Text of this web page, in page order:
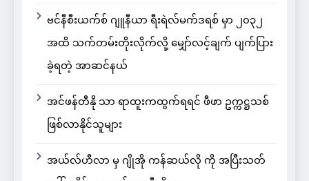
ဗင်နီစီးယက်စ် ဂျူနီယာ ရီးရဲလ်မက်ဒရစ် မှာ ၂၀၃၂
အထိ သက်တမ်းတိုးလိုက်လို့ မျှော်လင့်ချက် ပျက်ပြား
ခဲ့ရတဲ့ အာဆင်နယ်
အင်ဖန်တီနို သာ ရာထူးကထွက်ရရင် ဖီဖာ ဥက္ကဋ္ဌသစ်
ဖြစ်လာနိုင်သူများ
အယ်လ်ဟီလာ မှ ဂျိုအို ကန်ဆယ်လို ကို အပြီးသတ်